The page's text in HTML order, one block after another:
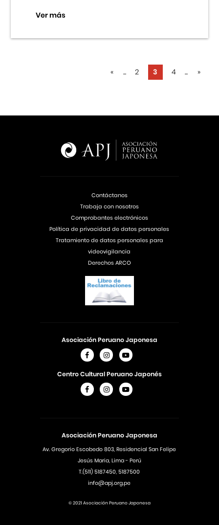
Ver más
« ... 2 3 4 ... »
Asociación Peruano Japonesa
Av. Gregorio Escobedo 803, Residencial San Felipe
Jesús Maria, Lima - Perú
T.(511) 5187450, 5187500
info@apj.org.pe
Asociación Peruano Japonesa
Centro Cultural Peruano Japonés
Contáctanos
Trabaja con nosotros
Comprobantes electrónicos
Política de privacidad de datos personales
Tratamiento de datos personales para
videovigilancia
Derechos ARCO
© 2021 Asociación Peruano Japonesa